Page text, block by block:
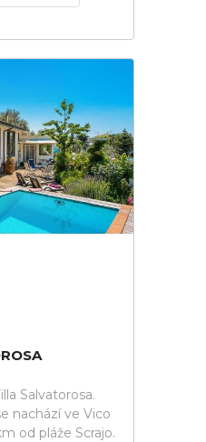
Salvatorosa.
nachází ve Vico
od pláže Scrajo.